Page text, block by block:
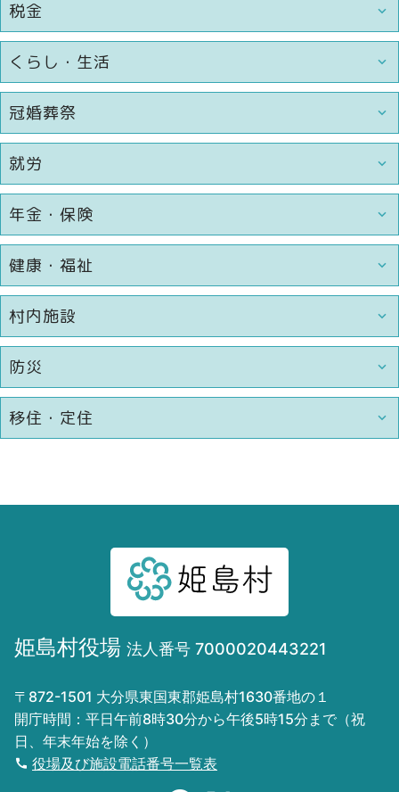
税金
くらし・生活
冠婚葬祭
就労
年金・保険
健康・福祉
村内施設
防災
移住・定住
姫島村役場 法人番号 7000020443221
〒872-1501 大分県東国東郡姫島村1630番地の１
開庁時間：平日午前8時30分から午後5時15分まで（祝
日、年末年始を除く）
役場及び施設電話番号一覧表